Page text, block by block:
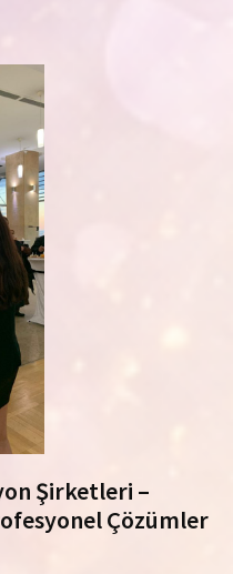
Şirketleri –
Çözümler